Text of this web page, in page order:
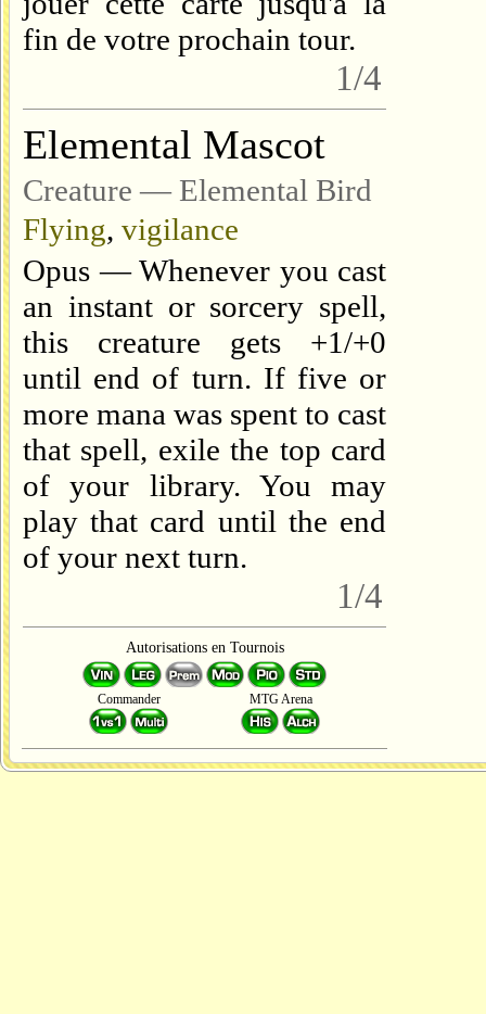
fin de votre prochain tour.
1/4
Elemental Mascot
Creature — Elemental Bird
Flying, vigilance
Opus — Whenever you cast
an instant or sorcery spell,
this creature gets +1/+0
until end of turn. If five or
more mana was spent to cast
that spell, exile the top card
of your library. You may
play that card until the end
of your next turn.
1/4
Autorisations en Tournois
Commander MTG Arena